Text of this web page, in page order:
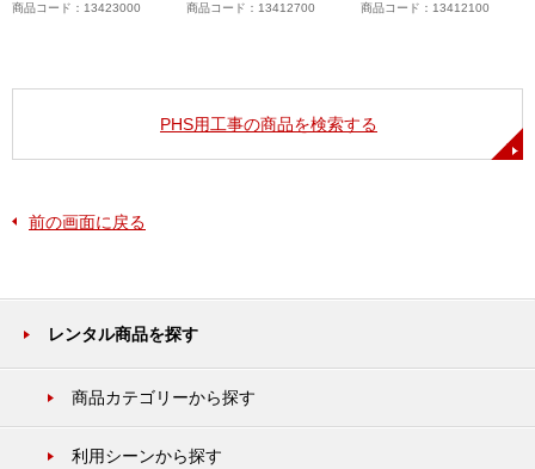
商品コード：13423000 商品コード：13412700 商品コード：13412100
PHS用工事の商品を検索する
前の画面に戻る
レンタル商品を探す
商品カテゴリーから探す
利用シーンから探す